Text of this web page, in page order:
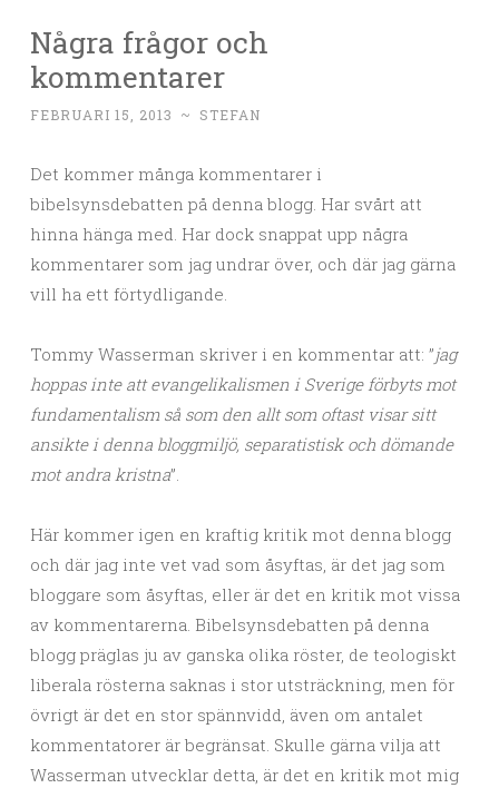
Några frågor och
kommentarer
FEBRUARI 15, 2013 ~ STEFAN
Det kommer många kommentarer i
bibelsynsdebatten på denna blogg. Har svårt att
hinna hänga med. Har dock snappat upp några
kommentarer som jag undrar över, och där jag gärna
vill ha ett förtydligande.
Tommy Wasserman skriver i en kommentar att: ”jag
hoppas inte att evangelikalismen i Sverige förbyts mot
fundamentalism så som den allt som oftast visar sitt
ansikte i denna bloggmiljö, separatistisk och dömande
mot andra kristna”.
Här kommer igen en kraftig kritik mot denna blogg
och där jag inte vet vad som åsyftas, är det jag som
bloggare som åsyftas, eller är det en kritik mot vissa
av kommentarerna. Bibelsynsdebatten på denna
blogg präglas ju av ganska olika röster, de teologiskt
liberala rösterna saknas i stor utsträckning, men för
övrigt är det en stor spännvidd, även om antalet
kommentatorer är begränsat. Skulle gärna vilja att
Wasserman utvecklar detta, är det en kritik mot mig